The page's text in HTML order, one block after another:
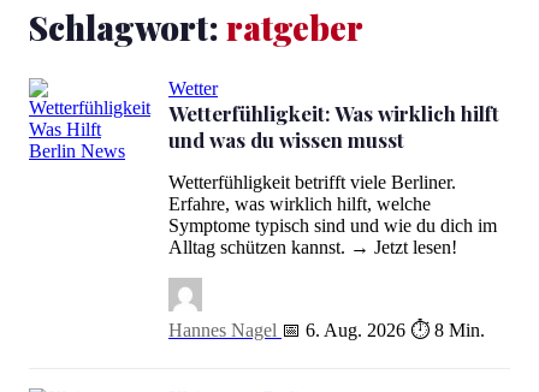
Schlagwort:ratgeber
Wetterfühligkeit: Was wirklich hilft und was du wissen musst
Wetter
Wetterfühligkeit: Was wirklich hilft
und was du wissen musst
Wetterfühligkeit betrifft viele Berliner.
Erfahre, was wirklich hilft, welche
Symptome typisch sind und wie du dich im
Alltag schützen kannst. → Jetzt lesen!
Hannes Nagel 📅 6. Aug. 2026 ⏱ 8 Min.